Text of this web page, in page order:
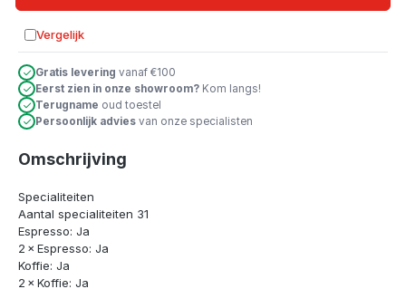
Vergelijk
Toevoegen aan vergelijking
Gratis levering vanaf €100
Eerst zien in onze showroom? Kom langs!
Terugname oud toestel
Persoonlijk advies van onze specialisten
Omschrijving
Specialiteiten
Aantal specialiteiten 31
Espresso: Ja
2 × Espresso: Ja
Koffie: Ja
2 × Koffie: Ja